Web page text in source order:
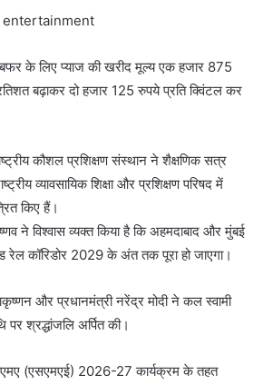
के लिए प्याज की खरीद मूल्य एक हजार 875
बढ़ाकर दो हजार 125 रुपये प्रति क्विंटल कर
कौशल प्रशिक्षण संस्थान ने शैक्षणिक सत्र
व्यावसायिक शिक्षा और प्रशिक्षण परिषद में
किए हैं।
ने विश्वास व्यक्त किया है कि अहमदाबाद और मुंबई
रेल कॉरिडोर 2029 के अंत तक पूरा हो जाएगा।
और प्रधानमंत्री नरेंद्र मोदी ने कल स्वामी
पर श्रद्धांजलि अर्पित की।
(एसएमएई) 2026-27 कार्यक्रम के तहत